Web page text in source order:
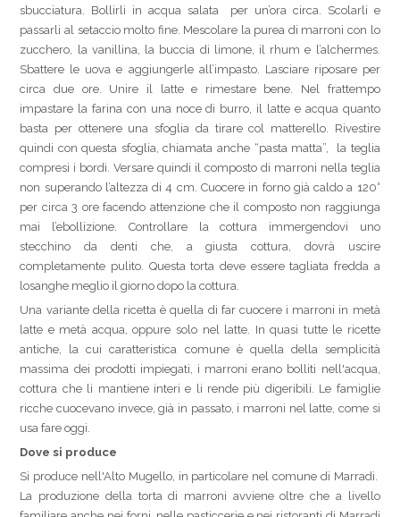
sbucciatura. Bollirli in acqua salata per un’ora circa. Scolarli e
passarli al setaccio molto fine. Mescolare la purea di marroni con lo
zucchero, la vanillina, la buccia di limone, il rhum e l’alchermes.
Sbattere le uova e aggiungerle all’impasto. Lasciare riposare per
circa due ore. Unire il latte e rimestare bene. Nel frattempo
impastare la farina con una noce di burro, il latte e acqua quanto
basta per ottenere una sfoglia da tirare col matterello. Rivestire
quindi con questa sfoglia, chiamata anche “pasta matta”, la teglia
compresi i bordi. Versare quindi il composto di marroni nella teglia
non superando l’altezza di 4 cm. Cuocere in forno già caldo a 120°
per circa 3 ore facendo attenzione che il composto non raggiunga
mai l’ebollizione. Controllare la cottura immergendovi uno
stecchino da denti che, a giusta cottura, dovrà uscire
completamente pulito. Questa torta deve essere tagliata fredda a
losanghe meglio il giorno dopo la cottura.
Una variante della ricetta è quella di far cuocere i marroni in metà
latte e metà acqua, oppure solo nel latte. In quasi tutte le ricette
antiche, la cui caratteristica comune è quella della semplicità
massima dei prodotti impiegati, i marroni erano bolliti nell'acqua,
cottura che li mantiene interi e li rende più digeribili. Le famiglie
ricche cuocevano invece, già in passato, i marroni nel latte, come si
usa fare oggi.
Dove si produce
Si produce nell'Alto Mugello, in particolare nel comune di Marradi.
La produzione della torta di marroni avviene oltre che a livello